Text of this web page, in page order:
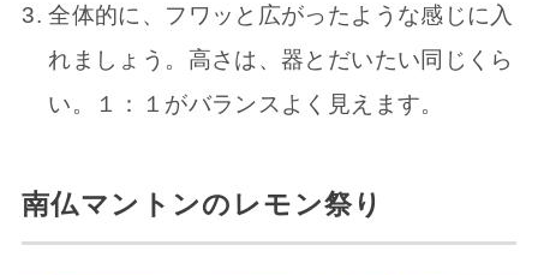
全体的に、フワッと広がったような感じに入
れましょう。高さは、器とだいたい同じくら
い。１：１がバランスよく見えます。
南仏マントンのレモン祭り